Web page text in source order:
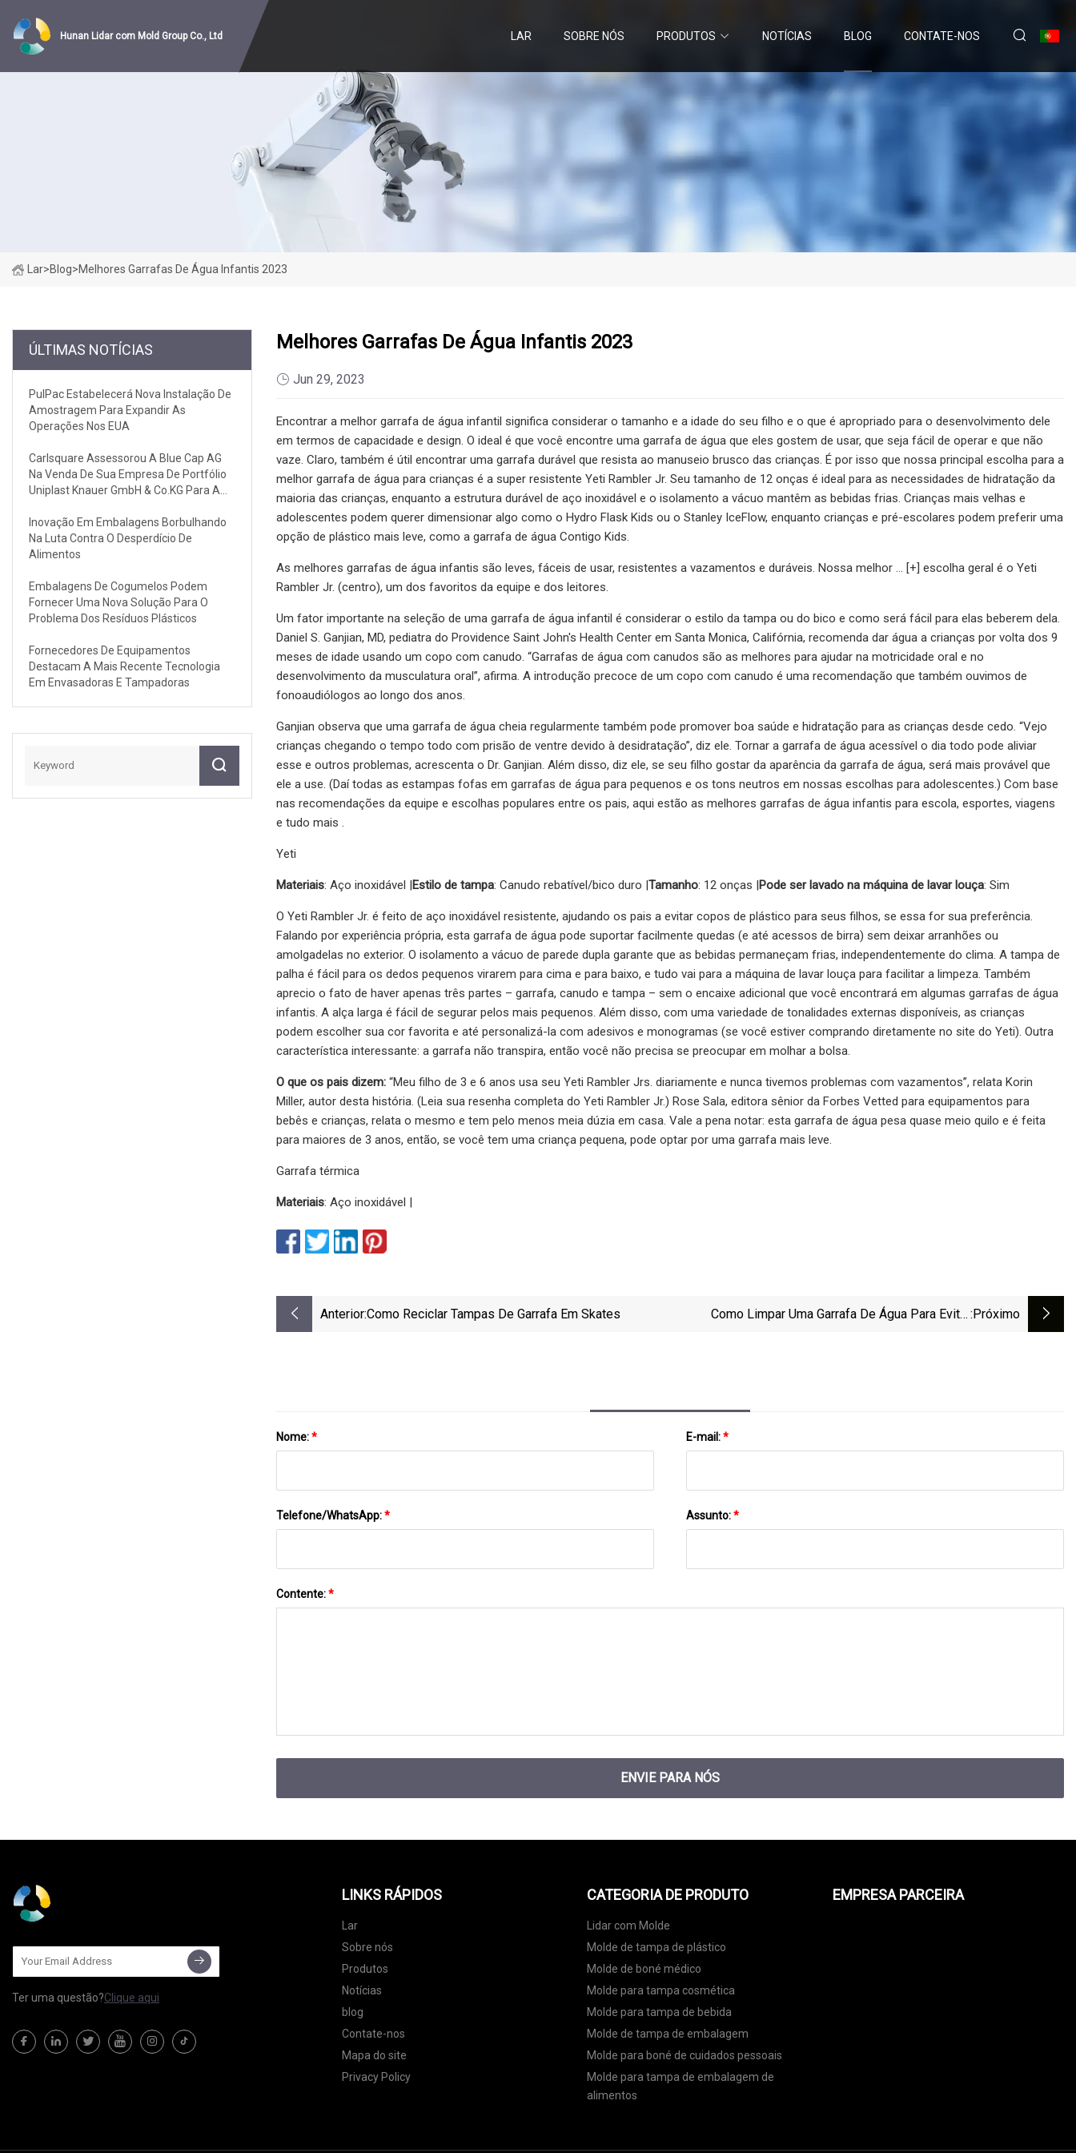
Hunan Lidar com Mold Group Co., Ltd LAR SOBRE NÓS PRODUTOS NOTÍCIAS BLOG CONTATE-NOS
Lar>Blog>Melhores Garrafas De Água Infantis 2023
ÚLTIMAS NOTÍCIAS
PulPac Estabelecerá Nova Instalação De
Amostragem Para Expandir As
Operações Nos EUA
Carlsquare Assessorou A Blue Cap AG
Na Venda De Sua Empresa De Portfólio
Uniplast Knauer GmbH & Co.KG Para A
Inovação Em Embalagens Borbulhando
Na Luta Contra O Desperdício De
Alimentos
Embalagens De Cogumelos Podem
Fornecer Uma Nova Solução Para O
Problema Dos Resíduos Plásticos
Fornecedores De Equipamentos
Destacam A Mais Recente Tecnologia
Em Envasadoras E Tampadoras
Melhores Garrafas De Água Infantis 2023
Jun 29, 2023
Encontrar a melhor garrafa de água infantil significa considerar o tamanho e a idade do seu filho e o que é apropriado para o desenvolvimento dele
em termos de capacidade e design. O ideal é que você encontre uma garrafa de água que eles gostem de usar, que seja fácil de operar e que não
vaze. Claro, também é útil encontrar uma garrafa durável que resista ao manuseio brusco das crianças. É por isso que nossa principal escolha para a
melhor garrafa de água para crianças é a super resistente Yeti Rambler Jr. Seu tamanho de 12 onças é ideal para as necessidades de hidratação da
maioria das crianças, enquanto a estrutura durável de aço inoxidável e o isolamento a vácuo mantêm as bebidas frias. Crianças mais velhas e
adolescentes podem querer dimensionar algo como o Hydro Flask Kids ou o Stanley IceFlow, enquanto crianças e pré-escolares podem preferir uma
opção de plástico mais leve, como a garrafa de água Contigo Kids.
As melhores garrafas de água infantis são leves, fáceis de usar, resistentes a vazamentos e duráveis. Nossa melhor ... [+] escolha geral é o Yeti
Rambler Jr. (centro), um dos favoritos da equipe e dos leitores.
Um fator importante na seleção de uma garrafa de água infantil é considerar o estilo da tampa ou do bico e como será fácil para elas beberem dela.
Daniel S. Ganjian, MD, pediatra do Providence Saint John's Health Center em Santa Monica, Califórnia, recomenda dar água a crianças por volta dos 9
meses de idade usando um copo com canudo. “Garrafas de água com canudos são as melhores para ajudar na motricidade oral e no
desenvolvimento da musculatura oral”, afirma. A introdução precoce de um copo com canudo é uma recomendação que também ouvimos de
fonoaudiólogos ao longo dos anos.
Ganjian observa que uma garrafa de água cheia regularmente também pode promover boa saúde e hidratação para as crianças desde cedo. “Vejo
crianças chegando o tempo todo com prisão de ventre devido à desidratação”, diz ele. Tornar a garrafa de água acessível o dia todo pode aliviar
esse e outros problemas, acrescenta o Dr. Ganjian. Além disso, diz ele, se seu filho gostar da aparência da garrafa de água, será mais provável que
ele a use. (Daí todas as estampas fofas em garrafas de água para pequenos e os tons neutros em nossas escolhas para adolescentes.) Com base
nas recomendações da equipe e escolhas populares entre os pais, aqui estão as melhores garrafas de água infantis para escola, esportes, viagens
e tudo mais .
Yeti
Materiais: Aço inoxidável |Estilo de tampa: Canudo rebatível/bico duro |Tamanho: 12 onças |Pode ser lavado na máquina de lavar louça: Sim
O Yeti Rambler Jr. é feito de aço inoxidável resistente, ajudando os pais a evitar copos de plástico para seus filhos, se essa for sua preferência.
Falando por experiência própria, esta garrafa de água pode suportar facilmente quedas (e até acessos de birra) sem deixar arranhões ou
amolgadelas no exterior. O isolamento a vácuo de parede dupla garante que as bebidas permaneçam frias, independentemente do clima. A tampa de
palha é fácil para os dedos pequenos virarem para cima e para baixo, e tudo vai para a máquina de lavar louça para facilitar a limpeza. Também
aprecio o fato de haver apenas três partes – garrafa, canudo e tampa – sem o encaixe adicional que você encontrará em algumas garrafas de água
infantis. A alça larga é fácil de segurar pelos mais pequenos. Além disso, com uma variedade de tonalidades externas disponíveis, as crianças
podem escolher sua cor favorita e até personalizá-la com adesivos e monogramas (se você estiver comprando diretamente no site do Yeti). Outra
característica interessante: a garrafa não transpira, então você não precisa se preocupar em molhar a bolsa.
O que os pais dizem: “Meu filho de 3 e 6 anos usa seu Yeti Rambler Jrs. diariamente e nunca tivemos problemas com vazamentos”, relata Korin
Miller, autor desta história. (Leia sua resenha completa do Yeti Rambler Jr.) Rose Sala, editora sênior da Forbes Vetted para equipamentos para
bebês e crianças, relata o mesmo e tem pelo menos meia dúzia em casa. Vale a pena notar: esta garrafa de água pesa quase meio quilo e é feita
para maiores de 3 anos, então, se você tem uma criança pequena, pode optar por uma garrafa mais leve.
Garrafa térmica
Materiais: Aço inoxidável |
Anterior:Como Reciclar Tampas De Garrafa Em Skates
Como Limpar Uma Garrafa De Água Para Evitar :próximo
Nome:* E-mail:*
Telefone/WhatsApp:* Assunto:*
Contente:*
ENVIE PARA NÓS
Ter uma questão?Clique aqui
LINKS RÁPIDOS
Lar
Sobre nós
Produtos
Notícias
blog
Contate-nos
Mapa do site
Privacy Policy
CATEGORIA DE PRODUTO
Lidar com Molde
Molde de tampa de plástico
Molde de boné médico
Molde para tampa cosmética
Molde para tampa de bebida
Molde de tampa de embalagem
Molde para boné de cuidados pessoais
Molde para tampa de embalagem de
alimentos
EMPRESA PARCEIRA